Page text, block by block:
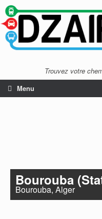
Trouvez votre
Menu
Bourouba
Bourouba, Alger